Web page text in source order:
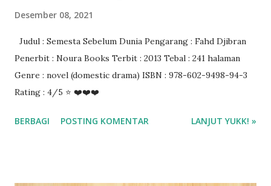
Desember 08, 2021
Judul : Semesta Sebelum Dunia Pengarang : Fahd Djibran
Penerbit : Noura Books Terbit : 2013 Tebal : 241 halaman
Genre : novel (domestic drama) ISBN : 978-602-9498-94-3
Rating : 4/5 ⭐ ❤️❤️❤️
BERBAGI POSTING KOMENTAR LANJUT YUKK! »